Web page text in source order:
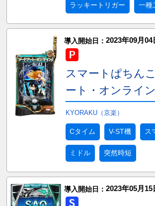
ラッキートリガー 一種
導入開始日： 2023年09月04
スマートぱちん
ート・オンライン
KYORAKU（京楽）
Cタイム V-ST機 ス
ミドル 突然時短
導入開始日： 2023年05月15